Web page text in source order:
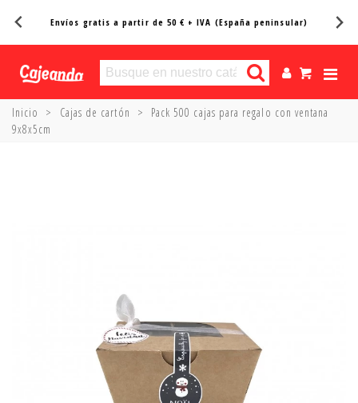
Entregas en 24/48h*
Inicio > Cajas de cartón >
Pack 500 cajas para regalo con ventana
9x8x5cm